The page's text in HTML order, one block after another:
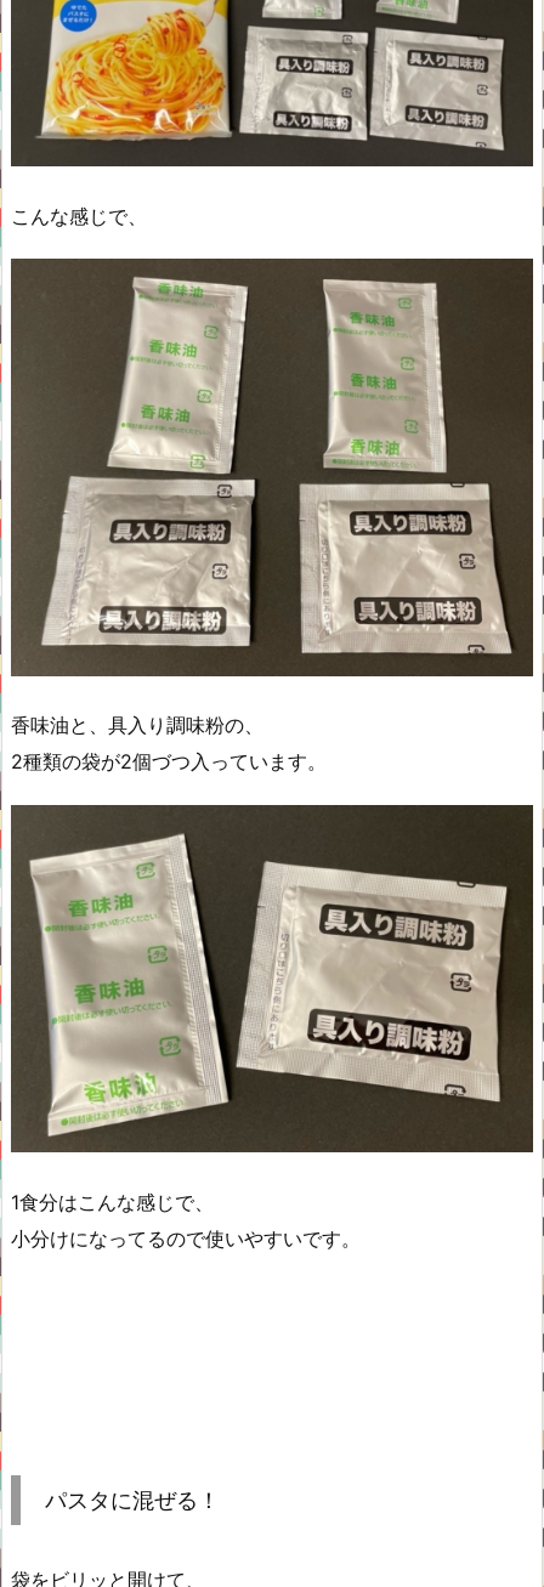
こんな感じで、
香味油と、具入り調味粉の、
2種類の袋が2個づつ入っています。
1食分はこんな感じで、
小分けになってるので使いやすいです。
パスタに混ぜる！
袋をビリッと開けて、